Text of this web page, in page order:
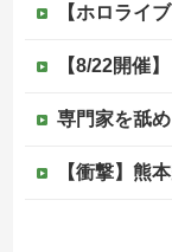
【ホロライブ】常闇トワ
【8/22開催】 「琵琶湖三市同時花
専門家を舐めきった某国国営メディ
【衝撃】熊本